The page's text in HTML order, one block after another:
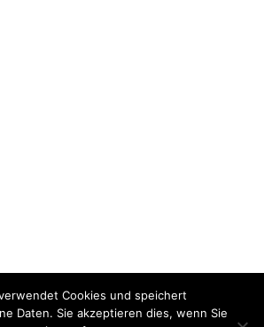
Vollmer 2018-2022 |Impressum|Datenschutz
Cookies und speichert
Daten. Sie akzeptieren dies, wenn Sie